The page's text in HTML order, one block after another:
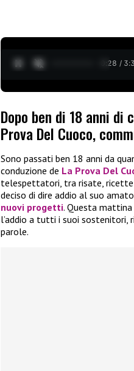
0:29 /
Dopo ben di 18 anni di
Prova Del Cuoco,
Sono passati ben 18 anni da
conduzione de La Prova Del
telespettatori, tra risate, ricette
deciso di dire addio al suo
nuovi progetti. Questa mattina
l’addio a tutti i suoi
parole.